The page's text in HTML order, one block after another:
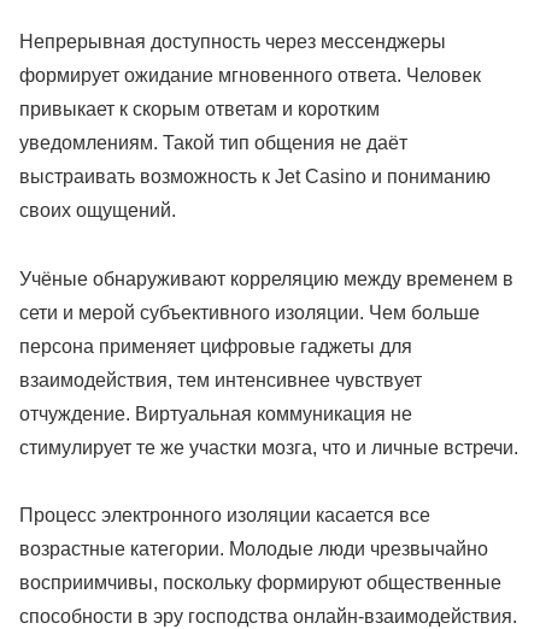
Непрерывная доступность через мессенджеры
формирует ожидание мгновенного ответа. Человек
привыкает к скорым ответам и коротким
уведомлениям. Такой тип общения не даёт
выстраивать возможность к Jet Casino и пониманию
своих ощущений.
Учёные обнаруживают корреляцию между временем в
сети и мерой субъективного изоляции. Чем больше
персона применяет цифровые гаджеты для
взаимодействия, тем интенсивнее чувствует
отчуждение. Виртуальная коммуникация не
стимулирует те же участки мозга, что и личные встречи.
Процесс электронного изоляции касается все
возрастные категории. Молодые люди чрезвычайно
восприимчивы, поскольку формируют общественные
способности в эру господства онлайн-взаимодействия.